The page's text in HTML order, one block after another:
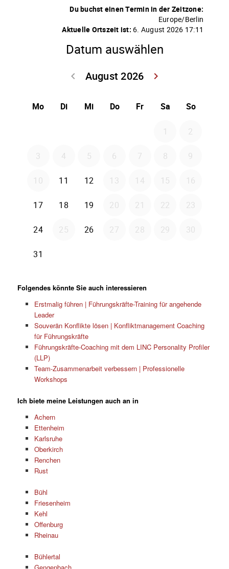
Folgendes könnte Sie auch interessieren
Erstmalig führen | Führungskräfte-Training für angehende
Leader
Souverän Konflikte lösen | Konfliktmanagement Coaching
für Führungskräfte
Führungskräfte-Coaching mit dem LINC Personality Profiler
(LLP)
Team-Zusammenarbeit verbessern | Professionelle
Workshops
Ich biete meine Leistungen auch an in
Achern
Ettenheim
Karlsruhe
Oberkirch
Renchen
Rust
Bühl
Friesenheim
Kehl
Offenburg
Rheinau
Bühlertal